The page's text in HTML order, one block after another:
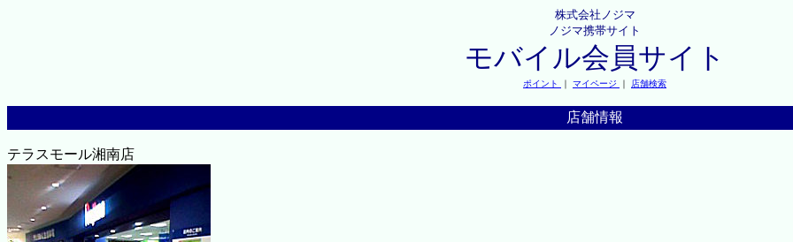
株式会社ノジマ
ノジマ携帯サイト
モバイル会員サイト
ポイント ｜ マイページ ｜ 店舗検索
店舗情報
テラスモール湘南店